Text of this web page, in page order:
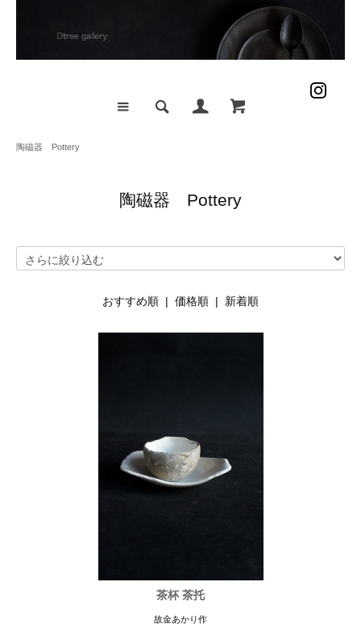
陶磁器 Pottery
陶磁器 Pottery
おすすめ順 | 価格順 | 新着順
茶杯 茶托
故金あかり作